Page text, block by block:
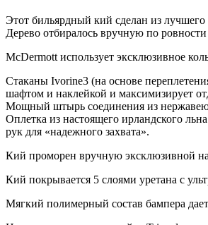
Этот бильярдный кий сделан из лучшего
Дерево отбиралось вручную по
McDermott использует эксклюзивное
Стаканы Ivorine3 (на основе
шафтом и наклейкой и максимизирует
Мощный штырь соединения из
Оплетка из настоящего ирландского
рук для «надежного захвата».
Кий проморен вручную эксклюзивной
Кий покрывается 5 слоями уретана с
Мягкий полимерный состав бампера